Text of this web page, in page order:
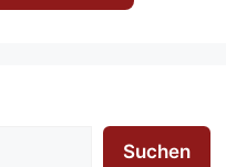
Suchen